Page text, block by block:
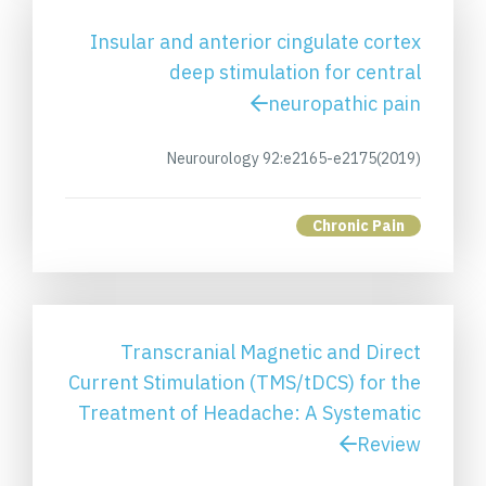
Insular and anterior cingulate cortex
deep stimulation for central
neuropathic pain
Neurourology 92:e2165-e2175(2019)
Chronic Pain
Transcranial Magnetic and Direct
Current Stimulation (TMS/tDCS) for the
Treatment of Headache: A Systematic
Review